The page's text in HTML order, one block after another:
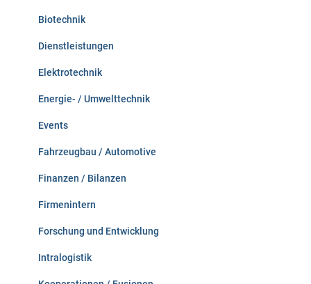
Biotechnik
Dienstleistungen
Elektrotechnik
Energie- / Umwelttechnik
Events
Fahrzeugbau / Automotive
Finanzen / Bilanzen
Firmenintern
Forschung und Entwicklung
Intralogistik